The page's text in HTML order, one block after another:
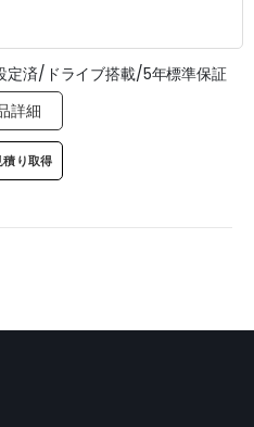
済/ドライブ搭載/5年標準保証
詳細
積り取得